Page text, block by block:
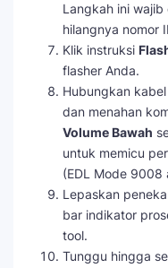
Langkah ini
hilangnya nomor
Klik instruksi
flasher Anda.
Hubungkan
dan menahan
Volume Bawah
untuk memicu
(EDL Mode 9008
Lepaskan
bar indikator
tool.
Tunggu hingga